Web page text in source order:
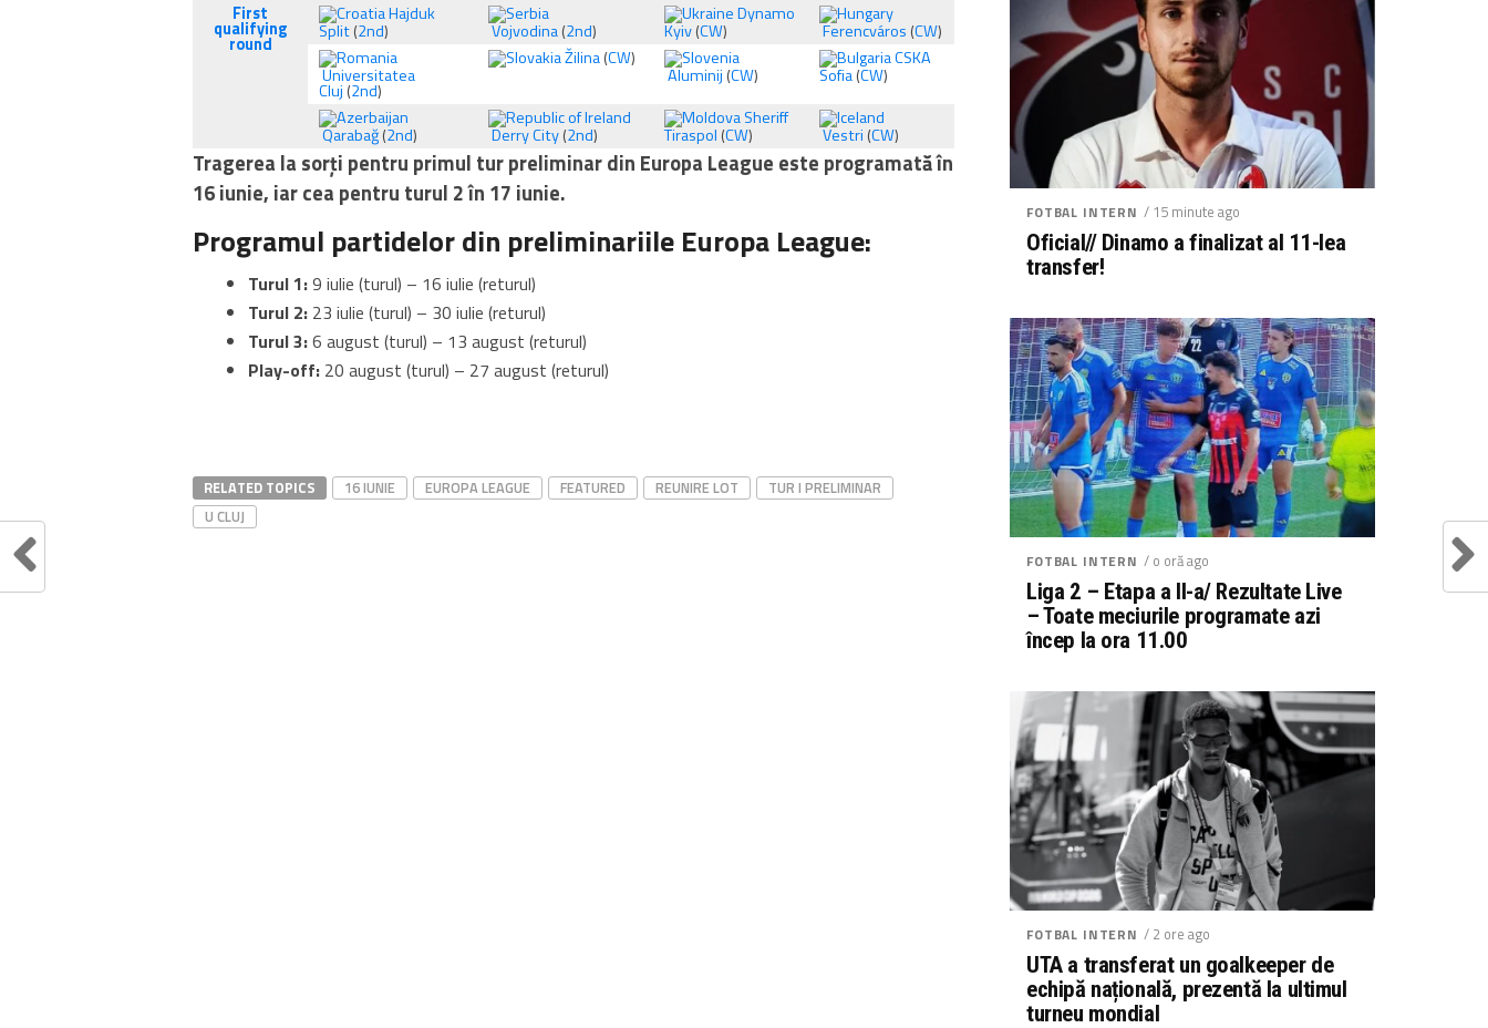
First
qualifying
round
Hajduk
Split(2nd) Vojvodina(2nd)
Dynamo
Kyiv(CW) Ferencváros (CW)
Universitatea
Cluj (2nd)
Žilina(CW)
Aluminij (CW)
CSKA
Sofia(CW)
Qarabağ(2nd) Derry City(2nd)
Sheriff
Tiraspol (CW) Vestri (CW)
Tragerea la sorți pentru primul tur preliminar din Europa League este programată în
16 iunie, iar cea pentru turul 2 în 17 iunie.
Programul partidelor din preliminariile Europa League:
Turul 1:9 iulie (turul) – 16 iulie (returul)
Turul 2: 23 iulie (turul) – 30 iulie (returul)
Turul 3:6 august (turul) – 13 august (returul)
Play-off: 20 august (turul) – 27 august (returul)
RELATED TOPICS 16 IUNIE EUROPA LEAGUE FEATURED REUNIRE LOT
TUR I PRELIMINAR
U CLUJ
FOTBAL INTERN / 15 minute ago
Oficial// Dinamo a finalizat al 11-lea
transfer!
FOTBAL INTERN / o oră ago
Liga 2 – Etapa a II-a/ Rezultate Live
– Toate meciurile programate azi
încep la ora 11.00
FOTBAL INTERN / 2 ore ago
UTA a transferat un goalkeeper de
echipă națională, prezentă la ultimul
turneu mondial